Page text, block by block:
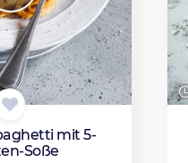
mit 5-
Soße